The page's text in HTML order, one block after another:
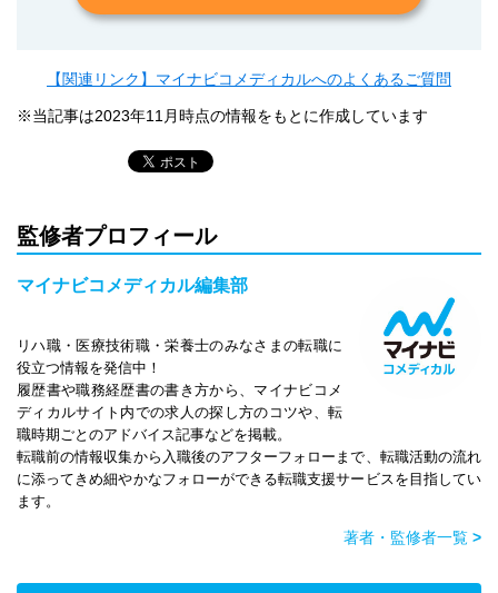
【関連リンク】マイナビコメディカルへのよくあるご質問
※当記事は2023年11月時点の情報をもとに作成しています
監修者プロフィール
マイナビコメディカル編集部
リハ職・医療技術職・栄養士のみなさまの転職に
役立つ情報を発信中！
履歴書や職務経歴書の書き方から、マイナビコメ
ディカルサイト内での求人の探し方のコツや、転
職時期ごとのアドバイス記事などを掲載。
転職前の情報収集から入職後のアフターフォローまで、転職活動の流れ
に添ってきめ細やかなフォローができる転職支援サービスを目指してい
ます。
著者・監修者一覧 >